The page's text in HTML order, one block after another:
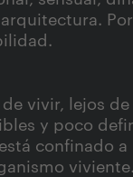
vivir, lejos
y poco
confinado
viviente.